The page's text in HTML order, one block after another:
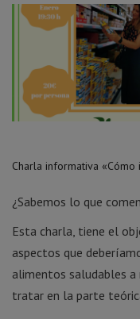
Charla informativa
¿Sabemos lo que
Esta charla, tiene el
aspectos que
alimentos saludables
tratar en la parte